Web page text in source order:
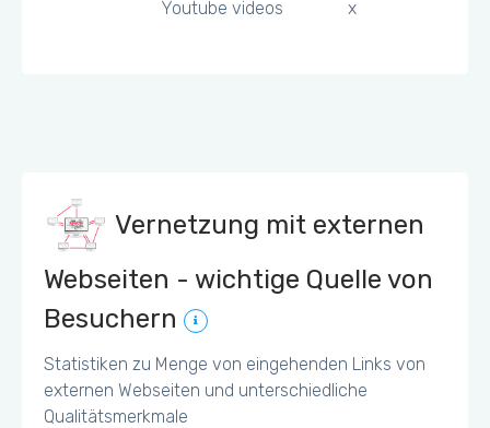
Youtube videos x
Vernetzung mit externen
Webseiten - wichtige Quelle von
Besuchern
Statistiken zu Menge von eingehenden Links von
externen Webseiten und unterschiedliche
Qualitätsmerkmale